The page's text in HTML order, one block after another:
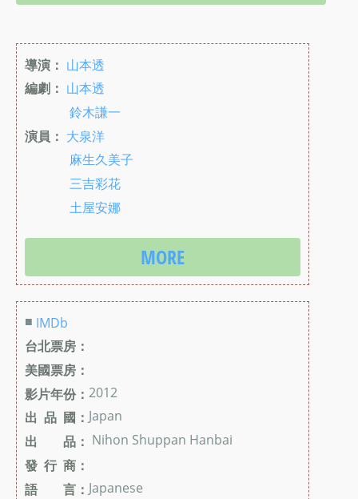
導演： 山本透
編劇： 山本透
鈴木謙一
演員： 大泉洋
麻生久美子
三吉彩花
土屋安娜
MORE
■ IMDb
台北票房：
美國票房：
影片年份： 2012
出 品 國：Japan
出 品： Nihon Shuppan Hanbai
發 行 商：
語 言： Japanese